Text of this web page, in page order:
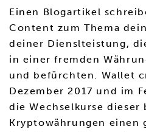
Einen Blogartikel
Content zum Thema
deiner Dienslteistung,
in einer fremden
und befürchten. Wallet
Dezember 2017 und im
die Wechselkurse dieser
Kryptowährungen einen